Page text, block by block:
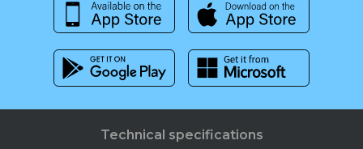
Technical specifications